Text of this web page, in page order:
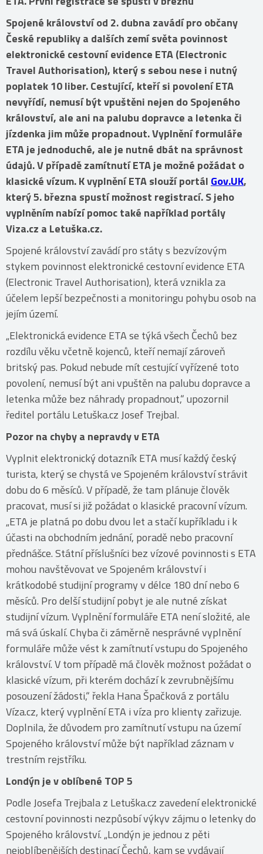
Spojené království od 2. dubna zavádí pro občany
České republiky a dalších zemí světa povinnost
elektronické cestovní evidence ETA (Electronic
Travel Authorisation), který s sebou nese i nutný
poplatek 10 liber. Cestující, kteří si povolení ETA
nevyřídí, nemusí být vpuštěni nejen do Spojeného
království, ale ani na palubu dopravce a letenka či
jízdenka jim může propadnout. Vyplnění formuláře
ETA je jednoduché, ale je nutné dbát na správnost
údajů. V případě zamítnutí ETA je možné požádat o
klasické vízum. K vyplnění ETA slouží portál Gov.UK,
který 5. března spustí možnost registrací. S jeho
vyplněním nabízí pomoc také například portály
Viza.cz a Letuška.cz.
Spojené království zavádí pro státy s bezvízovým
stykem povinnost elektronické cestovní evidence ETA
(Electronic Travel Authorisation), která vznikla za
účelem lepší bezpečnosti a monitoringu pohybu osob na
jejím území.
„Elektronická evidence ETA se týká všech Čechů bez
rozdílu věku včetně kojenců, kteří nemají zároveň
britský pas. Pokud nebude mít cestující vyřízené toto
povolení, nemusí být ani vpuštěn na palubu dopravce a
letenka může bez náhrady propadnout,“ upozornil
ředitel portálu Letuška.cz Josef Trejbal.
Pozor na chyby a nepravdy v ETA
Vyplnit elektronický dotazník ETA musí každý český
turista, který se chystá ve Spojeném království strávit
dobu do 6 měsíců. V případě, že tam plánuje člověk
pracovat, musí si již požádat o klasické pracovní vízum.
„ETA je platná po dobu dvou let a stačí kupříkladu i k
účasti na obchodním jednání, poradě nebo pracovní
přednášce. Státní příslušníci bez vízové povinnosti s ETA
mohou navštěvovat ve Spojeném království i
krátkodobé studijní programy v délce 180 dní nebo 6
měsíců. Pro delší studijní pobyt je ale nutné získat
studijní vízum. Vyplnění formuláře ETA není složité, ale
má svá úskalí. Chyba či záměrně nesprávné vyplnění
formuláře může vést k zamítnutí vstupu do Spojeného
království. V tom případě má člověk možnost požádat o
klasické vízum, při kterém dochází k zevrubnějšímu
posouzení žádosti,“ řekla Hana Špačková z portálu
Víza.cz, který vyplnění ETA i víza pro klienty zařizuje.
Doplnila, že důvodem pro zamítnutí vstupu na území
Spojeného království může být například záznam v
trestním rejstříku.
Londýn je v oblíbené TOP 5
Podle Josefa Trejbala z Letuška.cz zavedení elektronické
cestovní povinnosti nezpůsobí výkyv zájmu o letenky do
Spojeného království. „Londýn je jednou z pěti
nejoblíbenějších destinací Čechů, kam se vydávají